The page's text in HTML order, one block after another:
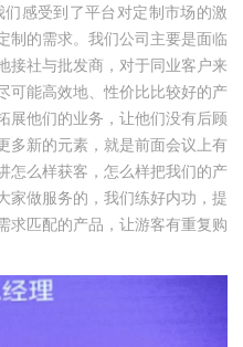
感受到了平台对定制市场的激
制的需求。我们公司主要是面临
接社与批发商，对于同业客户来
可能高效地、性价比比较好的产
展他们的业务，让他们没有后顾
多新的元素，就是前面会议上有
怎么样获客，怎么样把我们的产
家做服务的，我们练好内功，提
求匹配的产品，让游客有重复购